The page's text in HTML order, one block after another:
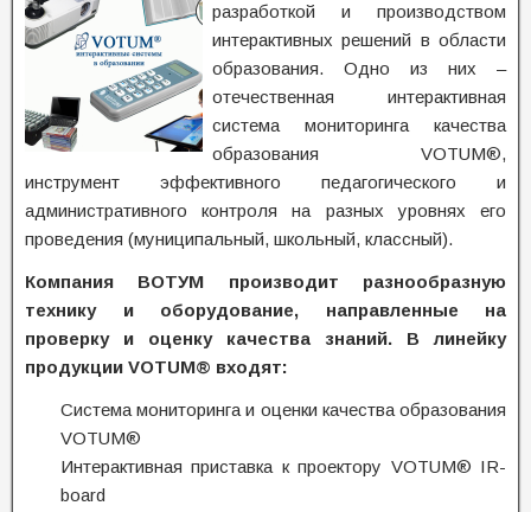
разработкой и производством
интерактивных решений в области
образования. Одно из них –
отечественная интерактивная
система мониторинга качества
образования VOTUM®,
инструмент эффективного педагогического и
административного контроля на разных уровнях его
проведения (муниципальный, школьный, классный).
Компания ВОТУМ производит разнообразную
технику и оборудование, направленные на
проверку и оценку качества знаний. В линейку
продукции VOTUM® входят:
Система мониторинга и оценки качества образования
VOTUM®
Интерактивная приставка к проектору VOTUM® IR-
board